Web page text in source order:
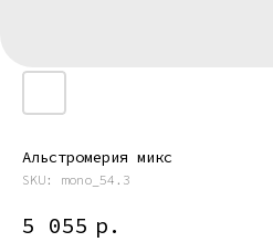
Альстромерия микс
SKU: mono_54.3
5 055 р.